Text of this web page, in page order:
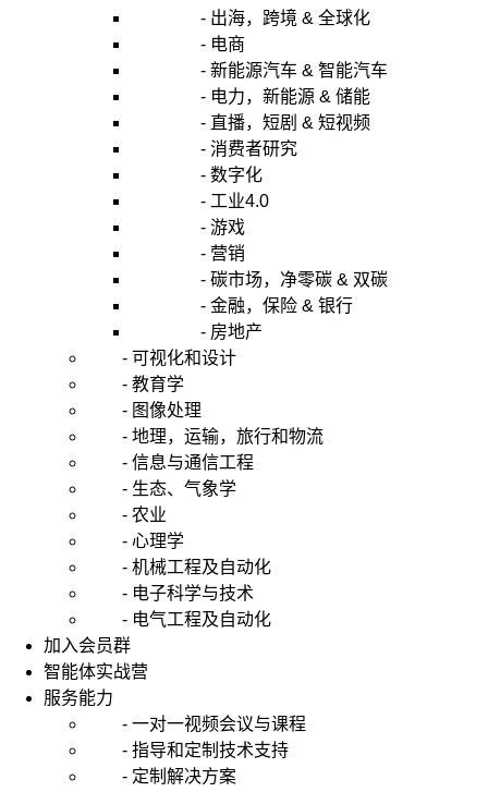
- 出海，跨境 & 全球化
- 电商
- 新能源汽车 & 智能汽车
- 电力，新能源 & 储能
- 直播，短剧 & 短视频
- 消费者研究
- 数字化
- 工业4.0
- 游戏
- 营销
- 碳市场，净零碳 & 双碳
- 金融，保险 & 银行
- 房地产
- 可视化和设计
- 教育学
- 图像处理
- 地理，运输，旅行和物流
- 信息与通信工程
- 生态、气象学
- 农业
- 心理学
- 机械工程及自动化
- 电子科学与技术
- 电气工程及自动化
加入会员群
智能体实战营
服务能力
- 一对一视频会议与课程
- 指导和定制技术支持
- 定制解决方案